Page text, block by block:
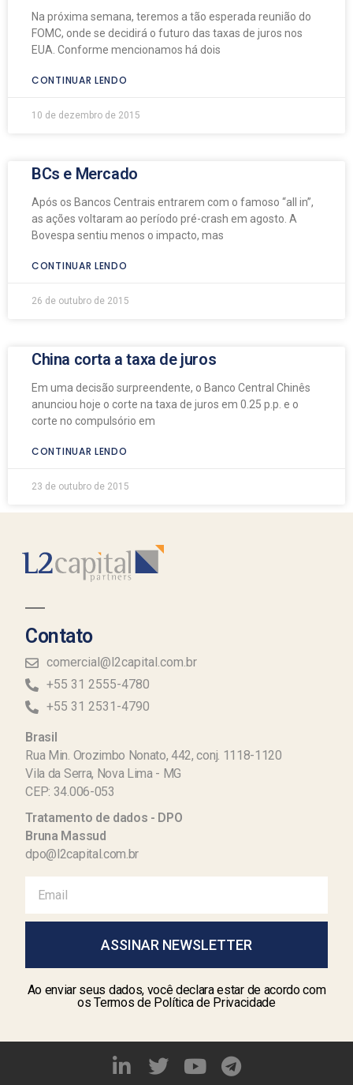
Na próxima semana, teremos a tão esperada reunião do
FOMC, onde se decidirá o futuro das taxas de juros nos
EUA. Conforme mencionamos há dois
CONTINUAR LENDO
10 de dezembro de 2015
BCs e Mercado
Após os Bancos Centrais entrarem com o famoso “all in”,
as ações voltaram ao período pré-crash em agosto. A
Bovespa sentiu menos o impacto, mas
CONTINUAR LENDO
26 de outubro de 2015
China corta a taxa de juros
Em uma decisão surpreendente, o Banco Central Chinês
anunciou hoje o corte na taxa de juros em 0.25 p.p. e o
corte no compulsório em
CONTINUAR LENDO
23 de outubro de 2015
Contato
comercial@l2capital.com.br
+55 31 2555-4780
+55 31 2531-4790
Brasil
Rua Min. Orozimbo Nonato, 442, conj. 1118-1120
Vila da Serra, Nova Lima - MG
CEP: 34.006-053
Tratamento de dados - DPO
Bruna Massud
dpo@l2capital.com.br
ASSINAR NEWSLETTER
Ao enviar seus dados, você declara estar de acordo com
os Termos de Política de Privacidade